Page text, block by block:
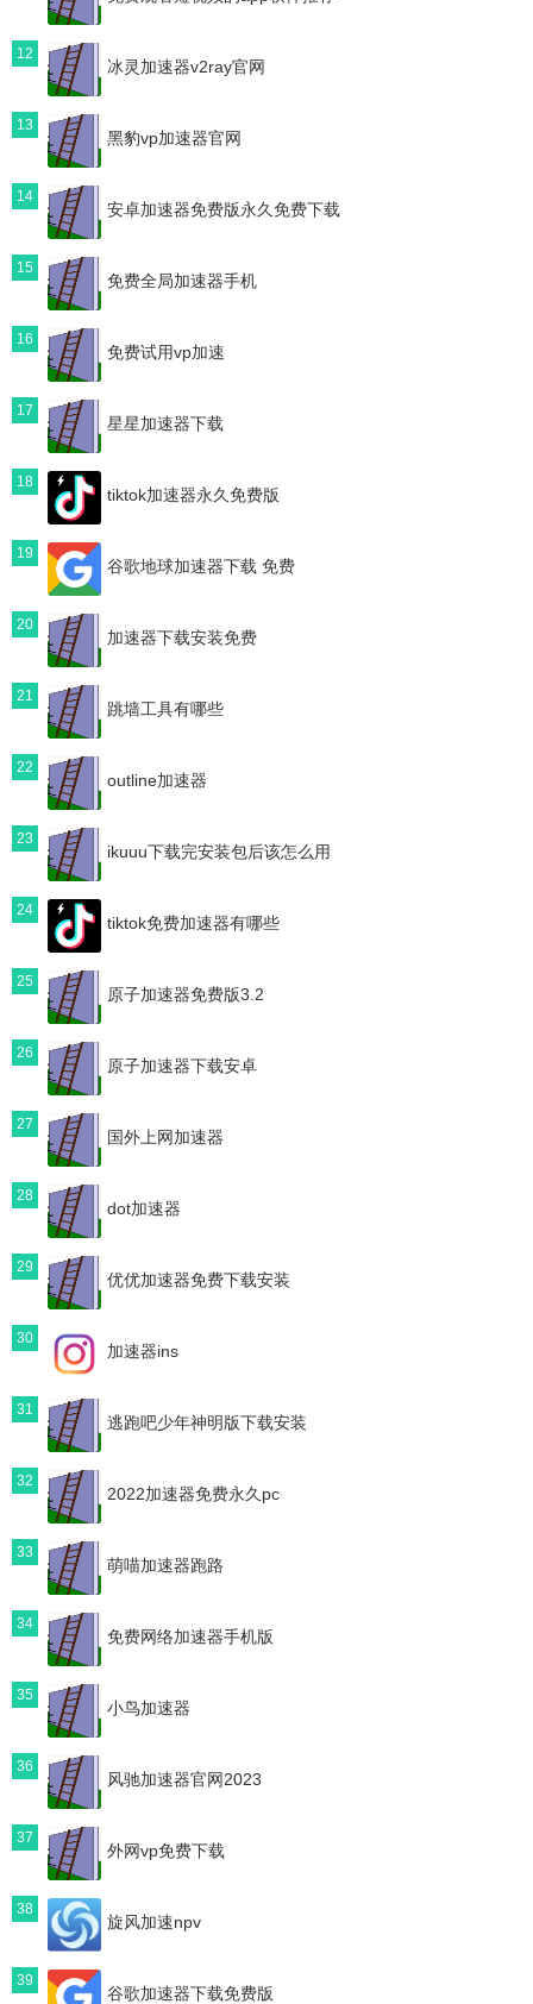
12
冰灵加速器v2ray官网
13
黑豹vp加速器官网
14
安卓加速器免费版永久免费下载
15
免费全局加速器手机
16
免费试用vp加速
17
星星加速器下载
18
tiktok加速器永久免费版
19
谷歌地球加速器下载 免费
20
加速器下载安装免费
21
跳墙工具有哪些
22
outline加速器
23
ikuuu下载完安装包后该怎么用
24
tiktok免费加速器有哪些
25
原子加速器免费版3.2
26
原子加速器下载安卓
27
国外上网加速器
28
dot加速器
29
优优加速器免费下载安装
30
加速器ins
31
逃跑吧少年神明版下载安装
32
2022加速器免费永久pc
33
萌喵加速器跑路
34
免费网络加速器手机版
35
小鸟加速器
36
风驰加速器官网2023
37
外网vp免费下载
38
旋风加速npv
39
谷歌加速器下载免费版